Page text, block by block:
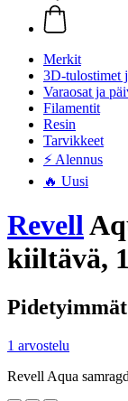
Merkit
3D-tulostimet
Varaosat ja
Filamentit
Resin
Tarvikkeet
⚡ Alennus
🔥 Uusi
Revell
kiiltävä,
1 arvostelu
Revell Aqua